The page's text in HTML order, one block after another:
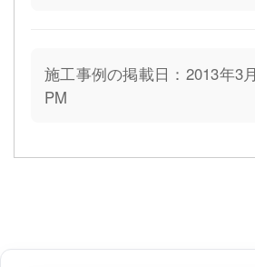
施工事例の掲載日：2013年3
PM